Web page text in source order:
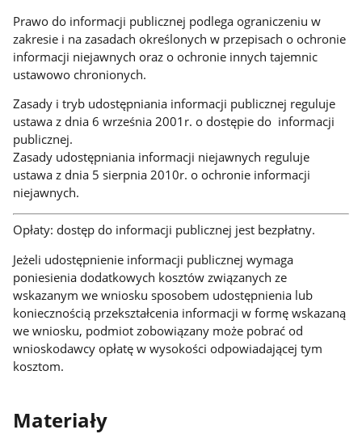
Prawo do informacji publicznej podlega ograniczeniu w
zakresie i na zasadach określonych w przepisach o ochronie
informacji niejawnych oraz o ochronie innych tajemnic
ustawowo chronionych.
Zasady i tryb udostępniania informacji publicznej reguluje
ustawa z dnia 6 września 2001r. o dostępie do informacji
publicznej.
Zasady udostępniania informacji niejawnych reguluje
ustawa z dnia 5 sierpnia 2010r. o ochronie informacji
niejawnych.
Opłaty: dostęp do informacji publicznej jest bezpłatny.
Jeżeli udostępnienie informacji publicznej wymaga
poniesienia dodatkowych kosztów związanych ze
wskazanym we wniosku sposobem udostępnienia lub
koniecznością przekształcenia informacji w formę wskazaną
we wniosku, podmiot zobowiązany może pobrać od
wnioskodawcy opłatę w wysokości odpowiadającej tym
kosztom.
Materiały